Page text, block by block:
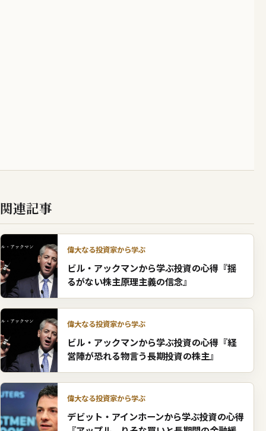
関連記事
偉大なる投資家から学ぶ
ビル・アックマンから学ぶ投資の心得『揺
るがない株主原理主義の信念』
偉大なる投資家から学ぶ
ビル・アックマンから学ぶ投資の心得『経
営陣が恐れる物言う長期投資の株主』
偉大なる投資家から学ぶ
デビット・アインホーンから学ぶ投資の心得